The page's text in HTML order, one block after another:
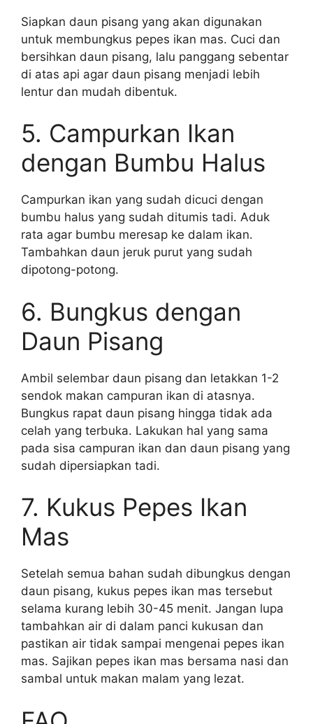
Siapkan daun pisang yang akan digunakan
untuk membungkus pepes ikan mas. Cuci dan
bersihkan daun pisang, lalu panggang sebentar
di atas api agar daun pisang menjadi lebih
lentur dan mudah dibentuk.
5. Campurkan Ikan
dengan Bumbu Halus
Campurkan ikan yang sudah dicuci dengan
bumbu halus yang sudah ditumis tadi. Aduk
rata agar bumbu meresap ke dalam ikan.
Tambahkan daun jeruk purut yang sudah
dipotong-potong.
6. Bungkus dengan
Daun Pisang
Ambil selembar daun pisang dan letakkan 1-2
sendok makan campuran ikan di atasnya.
Bungkus rapat daun pisang hingga tidak ada
celah yang terbuka. Lakukan hal yang sama
pada sisa campuran ikan dan daun pisang yang
sudah dipersiapkan tadi.
7. Kukus Pepes Ikan
Mas
Setelah semua bahan sudah dibungkus dengan
daun pisang, kukus pepes ikan mas tersebut
selama kurang lebih 30-45 menit. Jangan lupa
tambahkan air di dalam panci kukusan dan
pastikan air tidak sampai mengenai pepes ikan
mas. Sajikan pepes ikan mas bersama nasi dan
sambal untuk makan malam yang lezat.